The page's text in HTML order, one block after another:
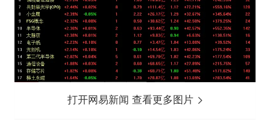
打开网易新闻 查看更多图片